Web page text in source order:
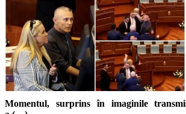
Momentul, surprins în imaginile